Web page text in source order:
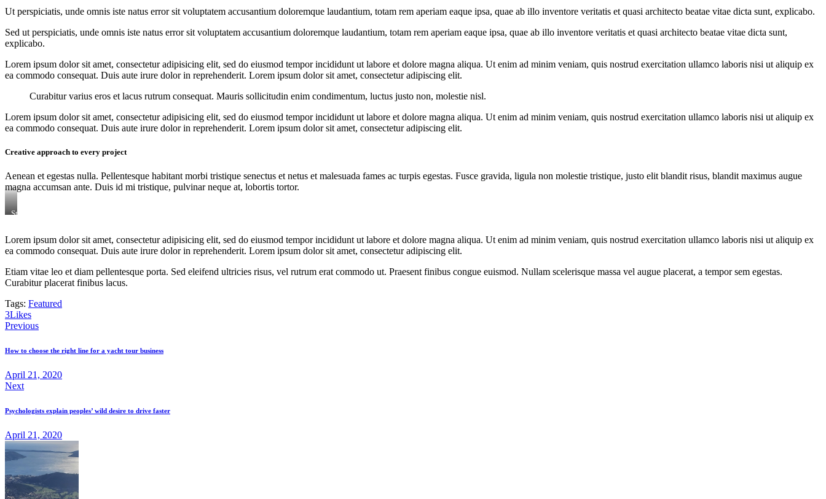
Ut perspiciatis, unde omnis iste natus error sit voluptatem accusantium doloremque laudantium, totam rem aperiam eaque ipsa, quae ab illo inventore veritatis et quasi architecto beatae vitae dicta sunt, explicabo.
Sed ut perspiciatis, unde omnis iste natus error sit voluptatem accusantium doloremque laudantium, totam rem aperiam eaque ipsa, quae ab illo inventore veritatis et quasi architecto beatae vitae dicta sunt,
explicabo.
Lorem ipsum dolor sit amet, consectetur adipisicing elit, sed do eiusmod tempor incididunt ut labore et dolore magna aliqua. Ut enim ad minim veniam, quis nostrud exercitation ullamco laboris nisi ut aliquip ex
ea commodo consequat. Duis aute irure dolor in reprehenderit. Lorem ipsum dolor sit amet, consectetur adipiscing elit.
Curabitur varius eros et lacus rutrum consequat. Mauris sollicitudin enim condimentum, luctus justo non, molestie nisl.
Lorem ipsum dolor sit amet, consectetur adipisicing elit, sed do eiusmod tempor incididunt ut labore et dolore magna aliqua. Ut enim ad minim veniam, quis nostrud exercitation ullamco laboris nisi ut aliquip ex
ea commodo consequat. Duis aute irure dolor in reprehenderit. Lorem ipsum dolor sit amet, consectetur adipiscing elit.
Creative approach to every project
Aenean et egestas nulla. Pellentesque habitant morbi tristique senectus et netus et malesuada fames ac turpis egestas. Fusce gravida, ligula non molestie tristique, justo elit blandit risus, blandit maximus augue
magna accumsan ante. Duis id mi tristique, pulvinar neque at, lobortis tortor.
Stet
gubergren,
no
sanctus
est
labore
dolore.
By
Kevin
Lorem ipsum dolor sit amet, consectetur adipisicing elit, sed do eiusmod tempor incididunt ut labore et dolore magna aliqua. Ut enim ad minim veniam, quis nostrud exercitation ullamco laboris nisi ut aliquip ex
ea commodo consequat. Duis aute irure dolor in reprehenderit. Lorem ipsum dolor sit amet, consectetur adipiscing elit.
Etiam vitae leo et diam pellentesque porta. Sed eleifend ultricies risus, vel rutrum erat commodo ut. Praesent finibus congue euismod. Nullam scelerisque massa vel augue placerat, a tempor sem egestas.
Curabitur placerat finibus lacus.
Tags: Featured
3Likes
Previous
How to choose the right line for a yacht tour business
April 21, 2020
Next
Psychologists explain peoples’ wild desire to drive faster
April 21, 2020